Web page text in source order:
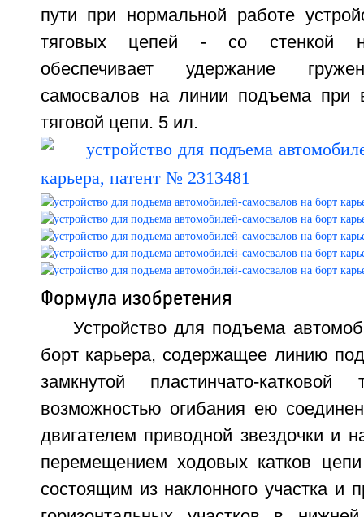
пути при нормальной работе
тяговых цепей - со стенкой
обеспечивает удержание
самосвалов на линии подъема при
тяговой цепи. 5 ил.
Формула изобретения
Устройство для подъема
борт карьера, содержащее линию
замкнутой пластинчато-
возможностью огибания ею
двигателем приводной звездочки и
перемещением ходовых катков
состоящим из наклонного участка